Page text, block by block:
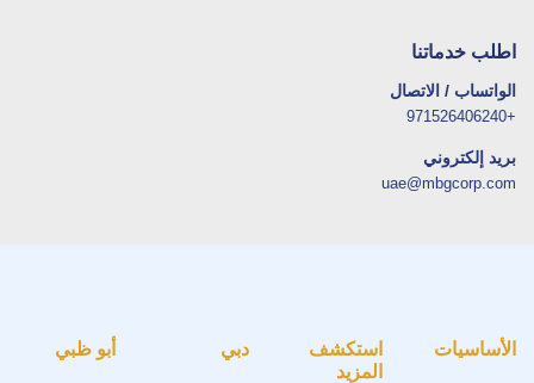
اطلب خدماتنا
الواتساب / الاتصال
+971526406240
بريد إلكتروني
uae@mbgcorp.com
الأساسيات
استكشف
المزيد
دبي أبو ظبي